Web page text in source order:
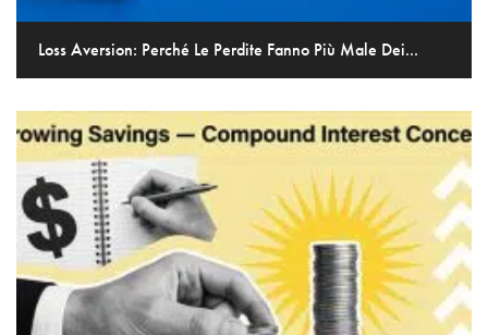
Loss Aversion: Perché Le Perdite Fanno Più Male Dei...